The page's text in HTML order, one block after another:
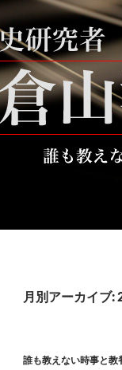
月別アーカイブ:
誰も教えない時事と教